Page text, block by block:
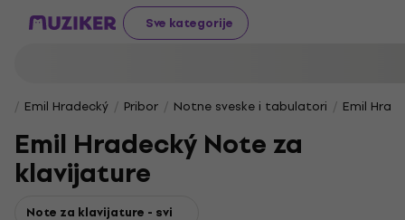
Sve kategorije
Emil Hradecký Pribor Notne sveske i tabulatori Emil
Emil Hradecký Note za
klavijature
Note za klavijature - svi